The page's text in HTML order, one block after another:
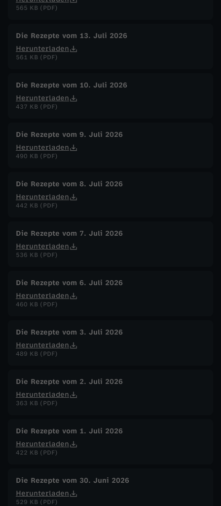
b
e
e
s
p
e
565 KB (PDF)
Die Rezepte vom 13. Juli 2026
Herunterladen
561 KB (PDF)
Die Rezepte vom 10. Juli 2026
Herunterladen
437 KB (PDF)
Die Rezepte vom 9. Juli 2026
Herunterladen
490 KB (PDF)
Die Rezepte vom 8. Juli 2026
Herunterladen
442 KB (PDF)
Die Rezepte vom 7. Juli 2026
Herunterladen
536 KB (PDF)
Die Rezepte vom 6. Juli 2026
Herunterladen
460 KB (PDF)
Die Rezepte vom 3. Juli 2026
Herunterladen
489 KB (PDF)
Die Rezepte vom 2. Juli 2026
Herunterladen
363 KB (PDF)
Die Rezepte vom 1. Juli 2026
Herunterladen
422 KB (PDF)
Die Rezepte vom 30. Juni 2026
Herunterladen
529 KB (PDF)